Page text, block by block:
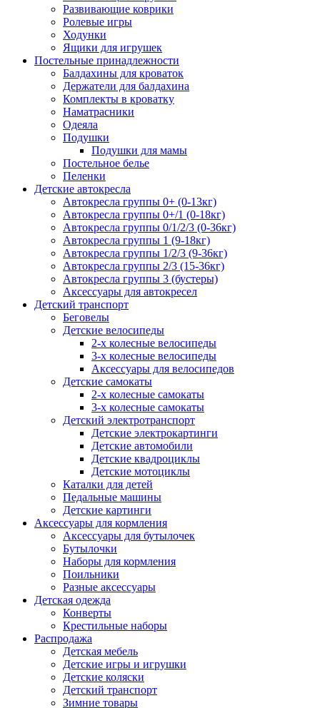
Развивающие коврики
Ролевые игры
Ходунки
Ящики для игрушек
Постельные принадлежности
Балдахины для кроваток
Держатели для балдахина
Комплекты в кроватку
Наматрасники
Одеяла
Подушки
Подушки для мамы
Постельное белье
Пеленки
Детские автокресла
Автокресла группы 0+ (0-13кг)
Автокресла группы 0+/1 (0-18кг)
Автокресла группы 0/1/2/3 (0-36кг)
Автокресла группы 1 (9-18кг)
Автокресла группы 1/2/3 (9-36кг)
Автокресла группы 2/3 (15-36кг)
Автокресла группы 3 (бустеры)
Аксессуары для автокресел
Детский транспорт
Беговелы
Детские велосипеды
2-х колесные велосипеды
3-х колесные велосипеды
Аксессуары для велосипедов
Детские самокаты
2-х колесные самокаты
3-х колесные самокаты
Детский электротранспорт
Детские электрокартинги
Детские автомобили
Детские квадроциклы
Детские мотоциклы
Каталки для детей
Педальные машины
Детские картинги
Аксессуары для кормления
Аксессуары для бутылочек
Бутылочки
Наборы для кормления
Поильники
Разные аксессуары
Детская одежда
Конверты
Крестильные наборы
Распродажа
Детская мебель
Детские игры и игрушки
Детские коляски
Детский транспорт
Зимние товары